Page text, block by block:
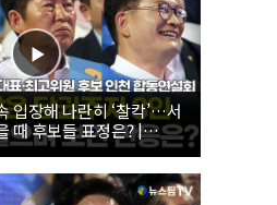
입장해 나란히 ‘찰칵’…서
때 후보들 표정은? |
당 당대표·최고위원 후